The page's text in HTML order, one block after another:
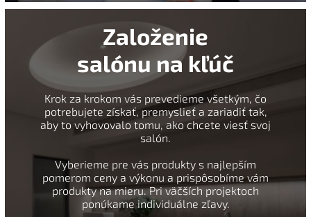
Založenie
salónu na kľúč
Krok za krokom vás prevedieme všetkým, čo
potrebujete získať, premyslieť a zariadiť tak,
aby to vyhovovalo tomu, ako chcete viesť svoj
salón.
Vyberieme pre vás produkty s najlepším
pomerom ceny a výkonu a prispôsobíme vám
produkty na mieru. Pri väčších projektoch
ponúkame individuálne zľavy.